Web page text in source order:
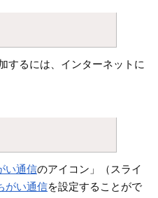
するには、インターネットに
い通信のアイコン」（スライ
がい通信を設定することがで